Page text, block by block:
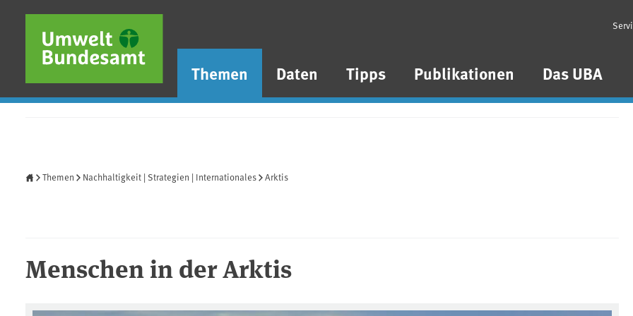
Direkt zum Inhalt
Direkt zum Hauptmenü
Direkt zur Fußzeile
Themen Daten Tipps Publikationen Das UBA
Themen Nachhaltigkeit | Strategien | Internationales Arktis
Menschen in der Arktis